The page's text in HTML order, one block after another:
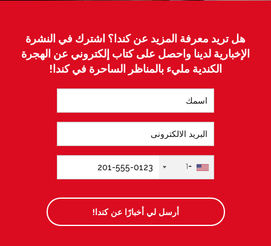
هل تريد معرفة المزيد عن كندا؟ اشترك في النشرة
الإخبارية لدينا واحصل على كتاب إلكتروني عن الهجرة
الكندية مليء بالمناظر الساحرة في كندا!
+1
أرسل لي أخبارًا عن كندا!